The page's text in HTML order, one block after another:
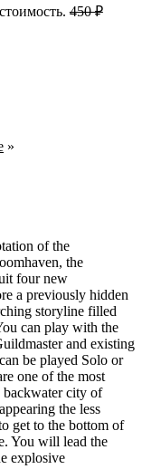
450 ₽
»
of the
the
four new
a previously hidden
storyline filled
can play with the
and existing
be played Solo or
one of the most
backwater city of
the less
get to the bottom of
You will lead the
explosive